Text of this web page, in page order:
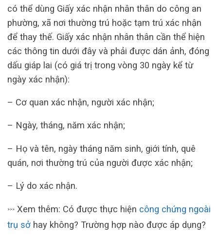
có thể dùng Giấy xác nhận nhân thân do công an
phường, xã nơi thường trú hoặc tạm trú xác nhận
để thay thế. Giấy xác nhận nhân thân cần thể hiện
các thông tin dưới đây và phải được dán ảnh, đóng
dấu giáp lai (có giá trị trong vòng 30 ngày kể từ
ngày xác nhận):
– Cơ quan xác nhận, người xác nhận;
– Ngày, tháng, năm xác nhận;
– Họ và tên, ngày tháng năm sinh, giới tính, quê
quán, nơi thường trú của người được xác nhận;
– Lý do xác nhận.
>>> Xem thêm: Có được thực hiện công chứng ngoài
trụ sở hay không? Trường hợp nào được áp dụng?